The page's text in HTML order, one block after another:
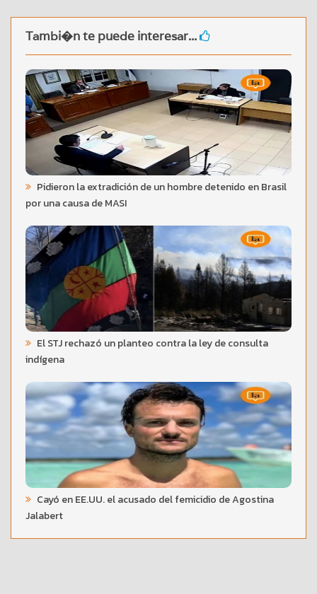
Tambi�n te puede interesar...
Pidieron la extradición de un hombre detenido en Brasil
por una causa de MASI
El STJ rechazó un planteo contra la ley de consulta
indígena
Cayó en EE.UU. el acusado del femicidio de Agostina
Jalabert